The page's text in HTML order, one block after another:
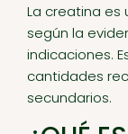
La creatina es
según la
indicaciones.
cantidades
secundarios.